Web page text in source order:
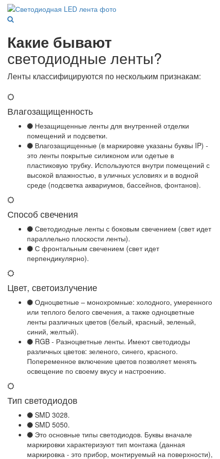
Какие бывают
светодиодные ленты?
Ленты классифицируются по нескольким признакам:
Влагозащищенность
Незащищенные ленты для внутренней отделки
помещений и подсветки.
Влагозащищенные (в маркировке указаны буквы IP) -
это ленты покрытые силиконом или одетые в
пластиковую трубку. Используются внутри помещений с
высокой влажностью, в уличных условиях и в водной
среде (подсветка аквариумов, бассейнов, фонтанов).
Способ свечения
Светодиодные ленты с боковым свечением (свет идет
параллельно плоскости ленты).
С фронтальным свечением (свет идет
перпендикулярно).
Цвет, светоизлучение
Одноцветные – монохромные: холодного, умеренного
или теплого белого свечения, а также одноцветные
ленты различных цветов (белый, красный, зеленый,
синий, желтый).
RGB - Разноцветные ленты. Имеют светодиоды
различных цветов: зеленого, синего, красного.
Попеременное включение цветов позволяет менять
освещение по своему вкусу и настроению.
Тип светодиодов
SMD 3028.
SMD 5050.
Это основные типы светодиодов. Буквы вначале
маркировки характеризуют тип монтажа (данная
маркировка - это прибор, монтируемый на поверхности),